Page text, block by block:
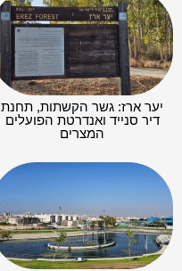
יער ארז: גשר הקשתות, תחנת
דיר סנייד ואנדרטת הפועלים
המצרים